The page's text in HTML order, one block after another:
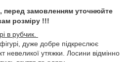
перед замовленням уточнюйте
розміру !!!
в рубчик.
дуже добре підкреслює
утяжки. Лосини відмінно